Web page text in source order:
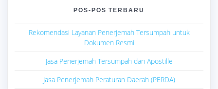
POS-POS TERBARU
Rekomendasi Layanan Penerjemah Tersumpah untuk
Dokumen Resmi
Jasa Penerjemah Tersumpah dan Apostille
Jasa Penerjemah Peraturan Daerah (PERDA)